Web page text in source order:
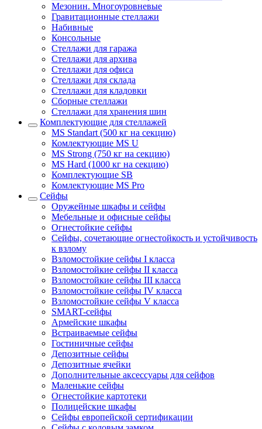
Мезонин. Многоуровневые
Гравитационные стеллажи
Набивные
Консольные
Стеллажи для гаража
Стеллажи для архива
Стеллажи для офиса
Стеллажи для склада
Стеллажи для кладовки
Сборные стеллажи
Стеллажи для хранения шин
Комплектующие для стеллажей
MS Standart (500 кг на секцию)
Комлектующие MS U
MS Strong (750 кг на секцию)
MS Hard (1000 кг на секцию)
Комплектующие SB
Комлектующие MS Pro
Сейфы
Оружейные шкафы и сейфы
Мебельные и офисные сейфы
Огнестойкие сейфы
Сейфы, сочетающие огнестойкость и устойчивость
к взлому
Взломостойкие сейфы I класса
Взломостойкие сейфы II класса
Взломостойкие сейфы III класса
Взломостойкие сейфы IV класса
Взломостойкие сейфы V класса
SMART-сейфы
Армейские шкафы
Встраиваемые сейфы
Гостиничные сейфы
Депозитные сейфы
Депозитные ячейки
Дополнительные аксессуары для сейфов
Маленькие сейфы
Огнестойкие картотеки
Полицейские шкафы
Сейфы европейской сертификации